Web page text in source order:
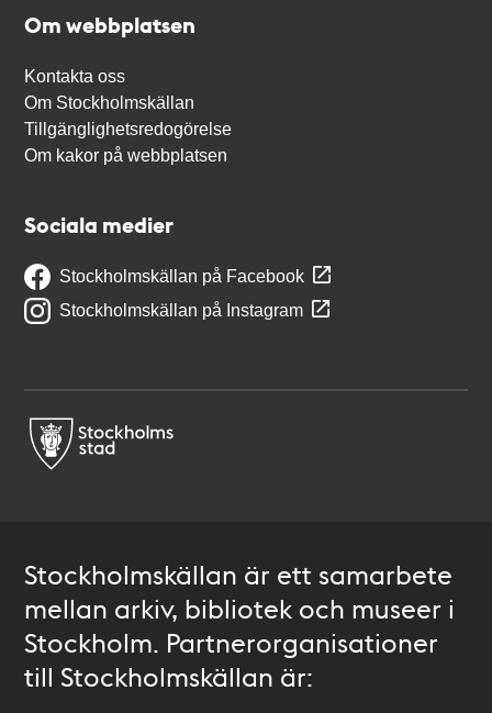
Om webbplatsen
Kontakta oss
Om Stockholmskällan
Tillgänglighetsredogörelse
Om kakor på webbplatsen
Sociala medier
Stockholmskällan på Facebook
Stockholmskällan på Instagram
Stockholmskällan är ett samarbete
mellan arkiv, bibliotek och museer i
Stockholm. Partnerorganisationer
till Stockholmskällan är: